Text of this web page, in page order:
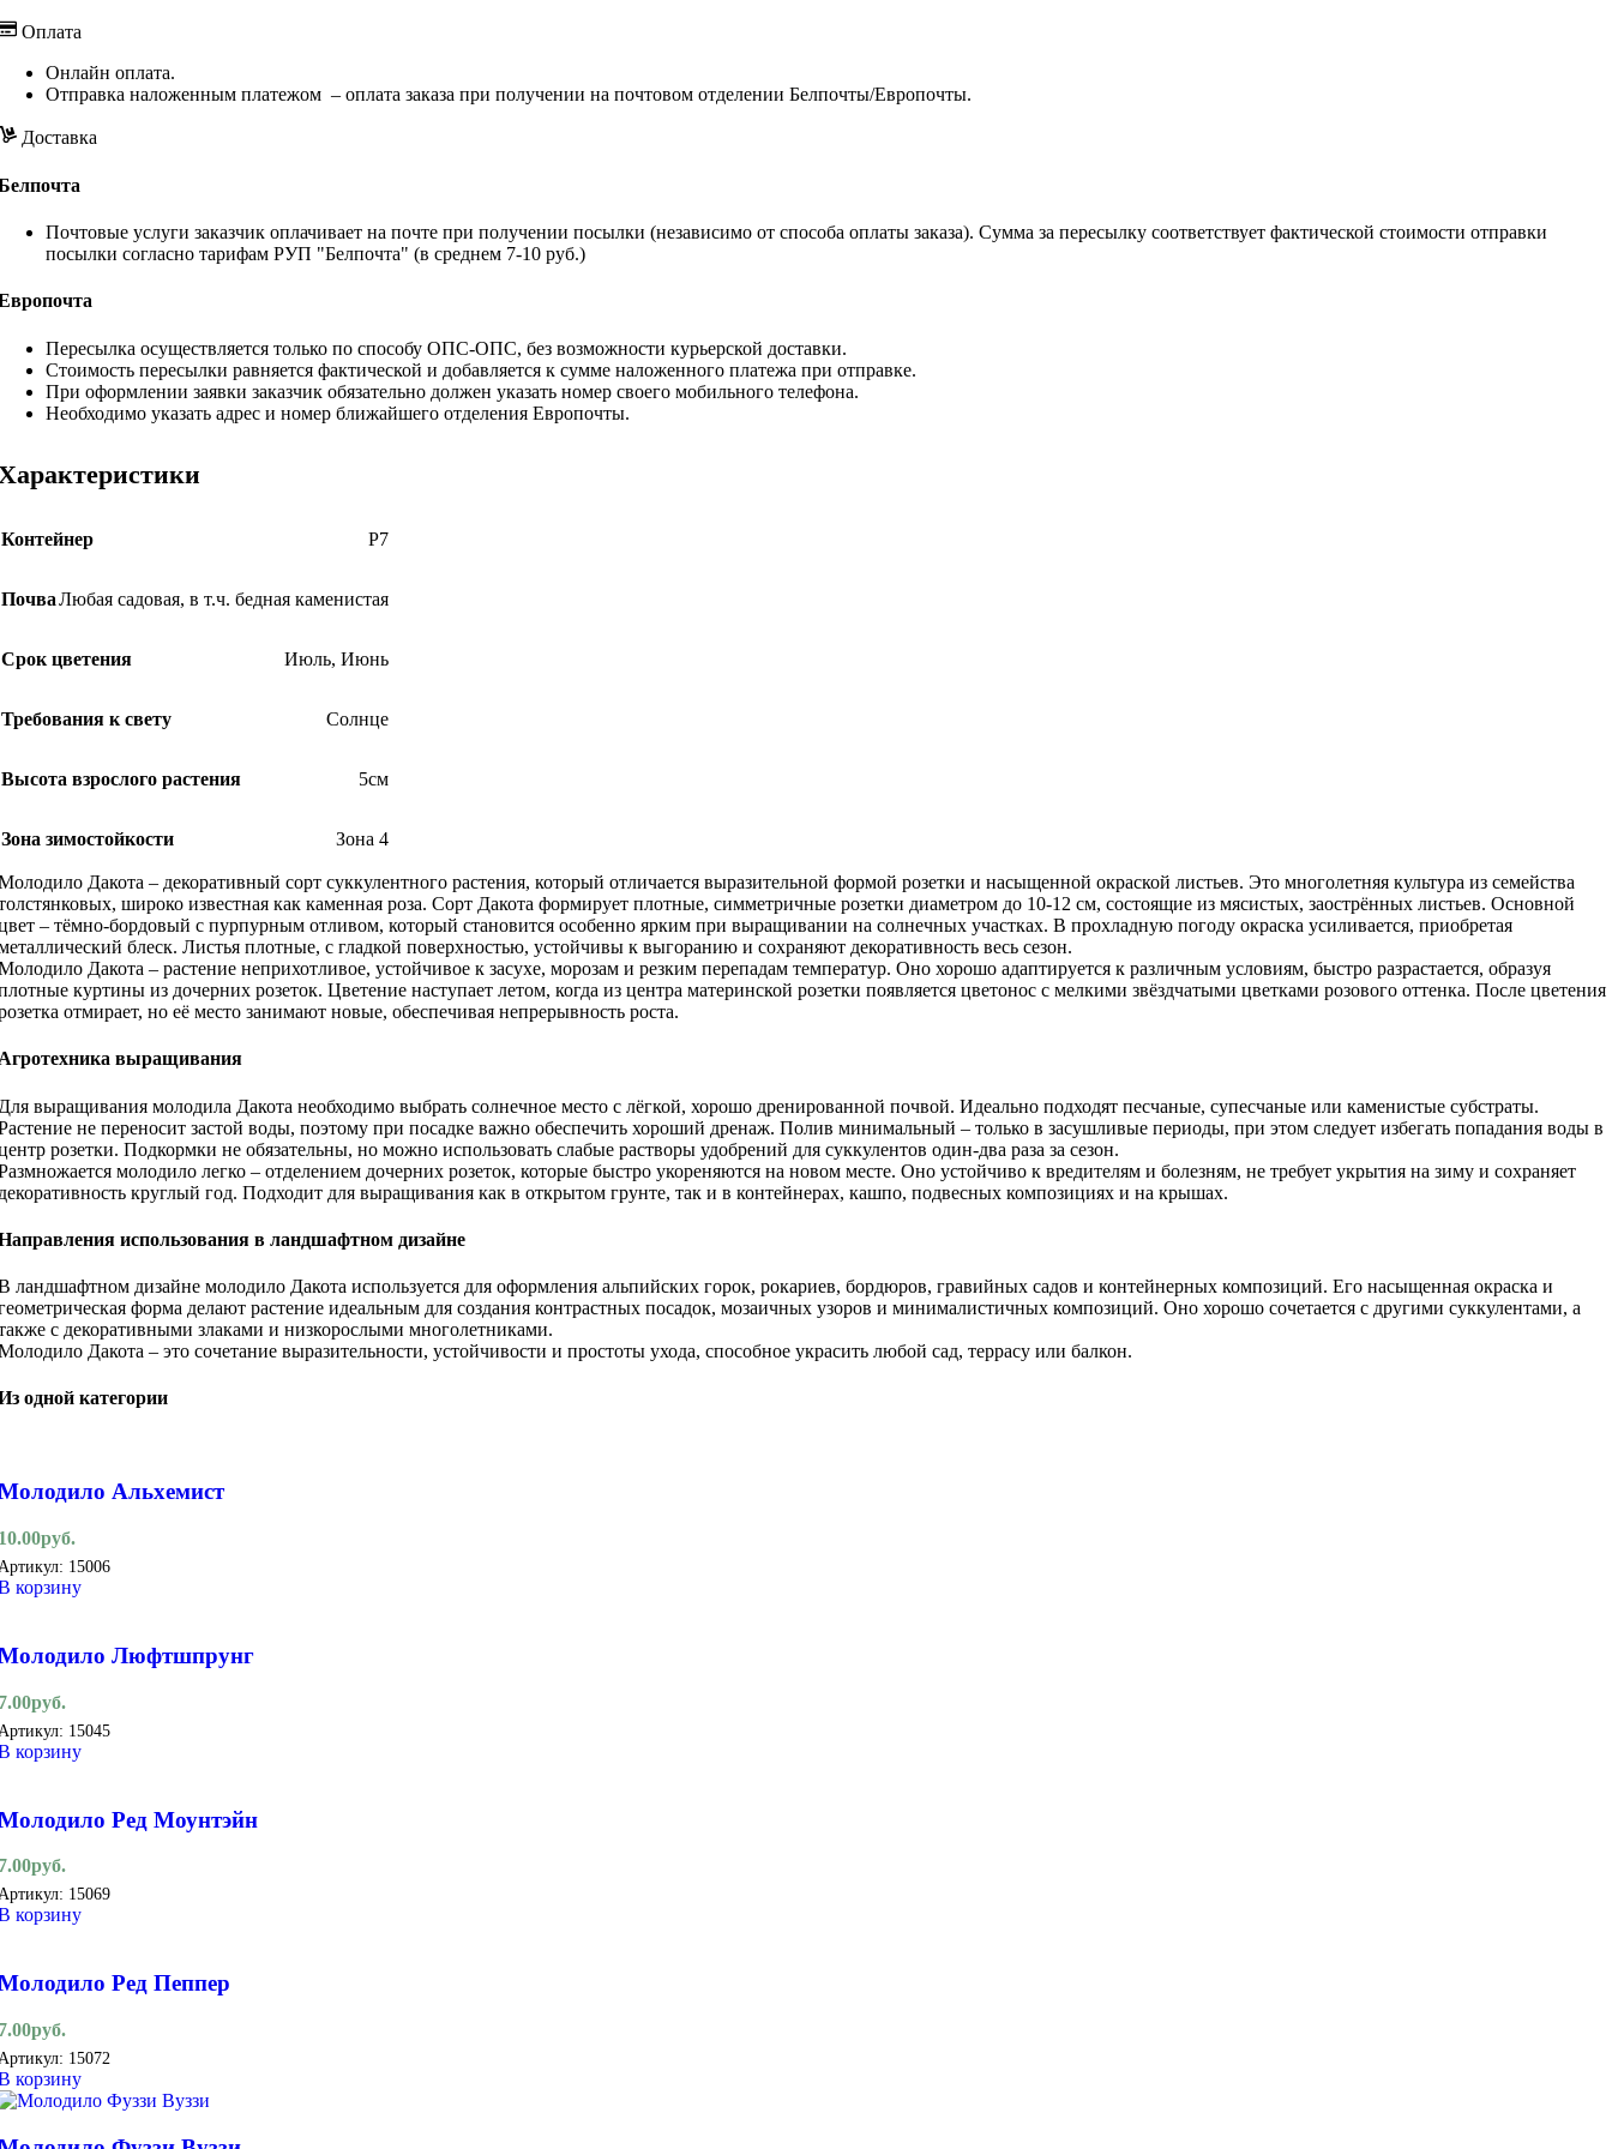
Оплата
Онлайн оплата.
Отправка наложенным платежом – оплата заказа при получении на почтовом отделении Белпочты/Европочты.
Доставка
Почтовые услуги заказчик оплачивает на почте при получении посылки (независимо от способа оплаты заказа). Сумма за пересылку соответствует фактической стоимости отправки
посылки согласно тарифам РУП "Белпочта" (в среднем 7-10 руб.)
Пересылка осуществляется только по способу ОПС-ОПС, без возможности курьерской доставки.
Стоимость пересылки равняется фактической и добавляется к сумме наложенного платежа при отправке.
При оформлении заявки заказчик обязательно должен указать номер своего мобильного телефона.
Необходимо указать адрес и номер ближайшего отделения Европочты.
Контейнер Р7
ПочваЛюбая садовая, в т.ч. бедная каменистая
Срок цветения Июль, Июнь
Требования к свету Солнце
Высота взрослого растения 5см
Зона зимостойкости Зона 4
Дакота – декоративный сорт суккулентного растения, который отличается выразительной формой розетки и насыщенной окраской листьев. Это многолетняя культура из семейства
широко известная как каменная роза. Сорт Дакота формирует плотные, симметричные розетки диаметром до 10-12 см, состоящие из мясистых, заострённых листьев. Основной
– тёмно-бордовый с пурпурным отливом, который становится особенно ярким при выращивании на солнечных участках. В прохладную погоду окраска усиливается, приобретая
блеск. Листья плотные, с гладкой поверхностью, устойчивы к выгоранию и сохраняют декоративность весь сезон.
Дакота – растение неприхотливое, устойчивое к засухе, морозам и резким перепадам температур. Оно хорошо адаптируется к различным условиям, быстро разрастается, образуя
куртины из дочерних розеток. Цветение наступает летом, когда из центра материнской розетки появляется цветонос с мелкими звёздчатыми цветками розового оттенка. После цветения
отмирает, но её место занимают новые, обеспечивая непрерывность роста.
выращивания
выращивания молодила Дакота необходимо выбрать солнечное место с лёгкой, хорошо дренированной почвой. Идеально подходят песчаные, супесчаные или каменистые субстраты.
не переносит застой воды, поэтому при посадке важно обеспечить хороший дренаж. Полив минимальный – только в засушливые периоды, при этом следует избегать попадания воды в
розетки. Подкормки не обязательны, но можно использовать слабые растворы удобрений для суккулентов один-два раза за сезон.
молодило легко – отделением дочерних розеток, которые быстро укореняются на новом месте. Оно устойчиво к вредителям и болезням, не требует укрытия на зиму и сохраняет
круглый год. Подходит для выращивания как в открытом грунте, так и в контейнерах, кашпо, подвесных композициях и на крышах.
использования в ландшафтном дизайне
ландшафтном дизайне молодило Дакота используется для оформления альпийских горок, рокариев, бордюров, гравийных садов и контейнерных композиций. Его насыщенная окраска и
форма делают растение идеальным для создания контрастных посадок, мозаичных узоров и минималистичных композиций. Оно хорошо сочетается с другими суккулентами, а
с декоративными злаками и низкорослыми многолетниками.
Дакота – это сочетание выразительности, устойчивости и простоты ухода, способное украсить любой сад, террасу или балкон.
одной категории
Альхемист
руб.
15006
корзину
Люфтшпрунг
руб.
15045
корзину
Ред Моунтэйн
руб.
15069
корзину
Ред Пеппер
руб.
15072
корзину